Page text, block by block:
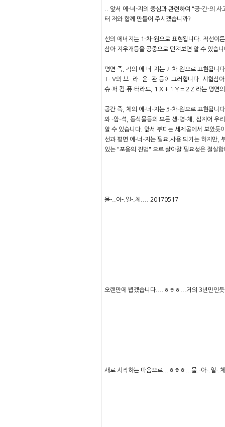
.. 앞서 에-너-지의 중심과 관련하여 "공-간-의
터 저와 함께 만들어 주시겠습니까?
선의 에너지는 1-차-원으로 표현됩니다. 직선이
삼아 지우개등을 공중으로 던져보면 알 수 있습
평면 즉, 각의 에-너-지는 2-차-원으로 표현됩니
T-.V의 브-.라-.운-.관 등이 그러합니다. 시험삼
슈-퍼 컴-퓨-터라도, 1 X + 1 Y = 2 Z 라는 평면
공간 즉, 체의 에-너-지는 3-차-원으로 표현됩니
와 -암-석, 동식물등의 모든 생-명-체, 심지어 우
알 수 있습니다. 앞서 부피는 세제곱에서 보았듯
선과 평면 에-너-지는 필요,사용 되기는 하지만,
있는 "포용의 진법" 으로 살아갈 필요성은 절실
물-..아-.일-.체.... 20170517
오랜만에 뵙겠습니다....ㅎㅎㅎ...거의 3년만인
새로 시작하는 마음으로...ㅎㅎㅎ...물.-아-.일-.